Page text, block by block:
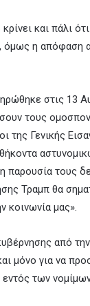
και πάλι
όμως η απόφαση
στις 13
τους
της Γενικής
παρουσία τους
Τραμπ θα
κοινωνία μας».
από
μόνο για να
εντός των